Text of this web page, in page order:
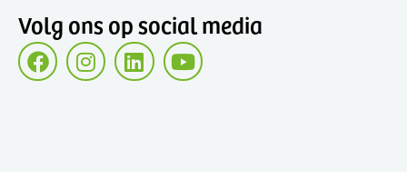
Volg ons op social media